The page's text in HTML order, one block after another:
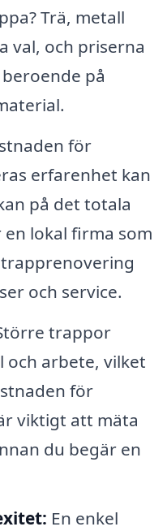
Trä, metall
val, och priserna
på
för
erfarenhet kan
på det totala
lokal firma som
och service.
trappor
och arbete, vilket
för
viktigt att mäta
du begär en
En enkel